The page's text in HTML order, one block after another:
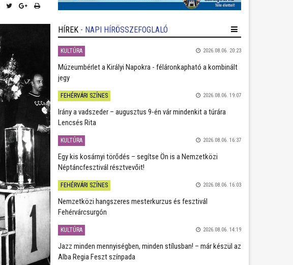
HÍREK - NAPI HÍRÖSSZEFOGLALÓ
KULTÚRA 2026.08.06. 20:23
Múzeumbérlet a Királyi Napokra - féláronkapható a kombinált
jegy
FEHÉRVÁRI SZÍNES 2026.08.06. 19:07
Irány a vadszeder – augusztus 9-én vár mindenkit a túrára
Lencsés Rita
KULTÚRA 2026.08.06. 16:37
Egy kis kosárnyi törődés – segítse Ön is a Nemzetközi
Néptáncfesztivál résztvevőit!
FEHÉRVÁRI SZÍNES 2026.08.06. 16:03
Nemzetközi hangszeres mesterkurzus és fesztivál
Fehérvárcsurgón
KULTÚRA 2026.08.06. 14:19
Jazz minden mennyiségben, minden stílusban! – már készül az
Alba Regia Feszt színpada